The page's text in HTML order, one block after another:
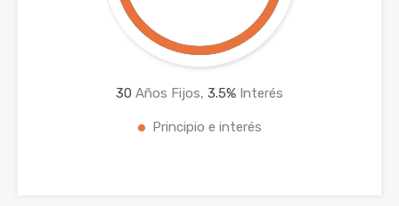
30 Años Fijos, 3.5% Interés
Principio e interés